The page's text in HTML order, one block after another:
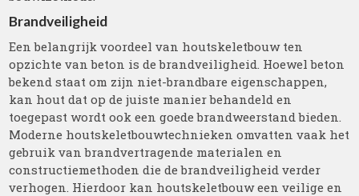
Brandveiligheid
Een belangrijk voordeel van houtskeletbouw ten
opzichte van beton is de brandveiligheid. Hoewel beton
bekend staat om zijn niet-brandbare eigenschappen,
kan hout dat op de juiste manier behandeld en
toegepast wordt ook een goede brandweerstand bieden.
Moderne houtskeletbouwtechnieken omvatten vaak het
gebruik van brandvertragende materialen en
constructiemethoden die de brandveiligheid verder
verhogen. Hierdoor kan houtskeletbouw een veilige en